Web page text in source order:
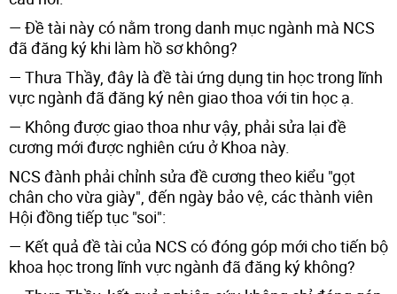
— Đề tài này có nằm trong danh mục ngành mà NCS
đã đăng ký khi làm hồ sơ không?
— Thưa Thầy, đây là đề tài ứng dụng tin học trong lĩnh
vực ngành đã đăng ký nên giao thoa với tin học ạ.
— Không được giao thoa như vậy, phải sửa lại đề
cương mới được nghiên cứu ở Khoa này.
NCS đành phải chỉnh sửa đề cương theo kiểu "gọt
chân cho vừa giày", đến ngày bảo vệ, các thành viên
Hội đồng tiếp tục "soi":
— Kết quả đề tài của NCS có đóng góp mới cho tiến bộ
khoa học trong lĩnh vực ngành đã đăng ký không?